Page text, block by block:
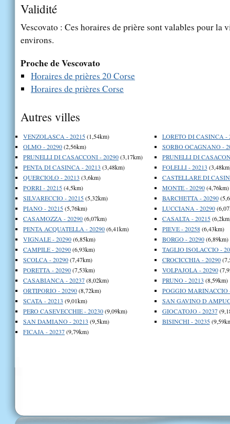
Validité
Vescovato : Ces horaires de prière sont valables pour la
environs.
Proche de Vescovato
Horaires de prières 20 Corse
Horaires de prières Corse
Autres villes
VENZOLASCA - 20215(1,54km)
OLMO - 20290(2,56km)
PRUNELLI DI CASACCONI - 20290(3,17km)
PENTA DI CASINCA - 20213 (3,48km)
QUERCIOLO - 20213 (3,6km)
PORRI - 20215(4,5km)
SILVARECCIO - 20215(5,32km)
PIANO - 20215(5,76km)
CASAMOZZA - 20290(6,07km)
PENTA ACQUATELLA - 20290(6,41km)
VIGNALE - 20290(6,85km)
CAMPILE - 20290(6,93km)
SCOLCA - 20290(7,47km)
PORETTA - 20290(7,53km)
CASABIANCA - 20237(8,02km)
ORTIPORIO - 20290(8,72km)
SCATA - 20213 (9,01km)
PERO CASEVECCHIE - 20230(9,09km)
SAN DAMIANO - 20213 (9,5km)
FICAJA - 20237(9,79km)
LORETO DI CASINCA -
SORBO OCAGNANO -
PRUNELLI DI
FOLELLI - 20213
CASTELLARE DI
MONTE - 20290(4,76km)
BARCHETTA - 20290
LUCCIANA - 20290
CASALTA - 20215
PIEVE - 20258(6,43km)
BORGO - 20290(6,89km)
TAGLIO ISOLACCIO -
CROCICCHIA - 20290
VOLPAJOLA - 20290
PRUNO - 20213 (8,59km)
POGGIO MARINACCIO
SAN GAVINO D
GIOCATOJO - 20237
BISINCHI - 20235